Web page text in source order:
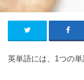
英単語には、1つの